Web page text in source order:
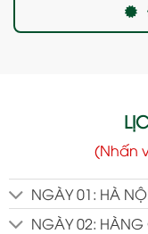
(Nhấn
NGÀY 01: HÀ
NGÀY 02: HÀNG